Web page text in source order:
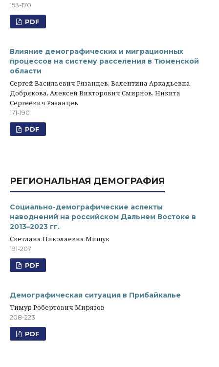
153-170
PDF
Влияние демографических и миграционных
процессов на систему расселения в Тюменской
области
Сергей Васильевич Рязанцев, Валентина Аркадьевна
Добрякова, Алексей Викторович Смирнов, Никита
Сергеевич Рязанцев
171-190
PDF
РЕГИОНАЛЬНАЯ ДЕМОГРАФИЯ
Социально-демографические аспекты
наводнений на российском Дальнем Востоке в
2013–2023 гг.
Светлана Николаевна Мищук
191-207
PDF
Демографическая ситуация в Прибайкалье
Тимур Робертович Мирязов
208-223
PDF